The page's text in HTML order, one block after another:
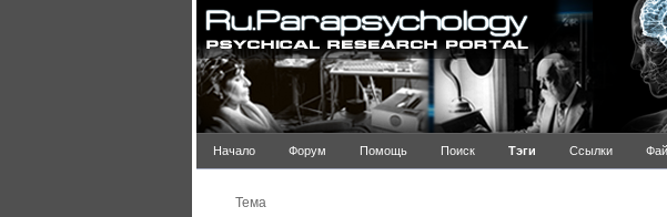
Начало Форум Помощь Поиск Тэги Ссылки
Тема